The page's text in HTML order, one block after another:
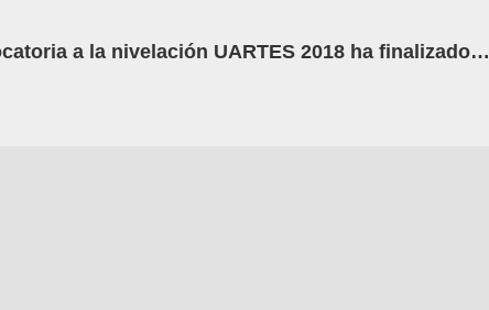
a la nivelación UARTES 2018 ha finalizado…